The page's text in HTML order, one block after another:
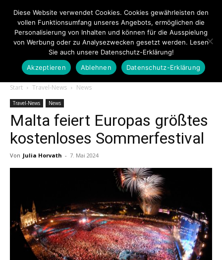
Touristiknews.de
|
und
Reiseempfehlungen.
Start Travel-News News
Travel-News News
Malta feiert Europas größtes
kostenloses Sommerfestival
Von Julia Horvath - 7. Mai 2024
Diese Website verwendet Cookies. Cookies gewährleisten den
vollen Funktionsumfang unseres Angebots, ermöglichen die
Personalisierung von Inhalten und können für die Ausspielung
von Werbung oder zu Analysezwecken gesetzt werden. Lesen
Sie auch unsere Datenschutz-Erklärung!
Akzeptieren
Ablehnen Datenschutz-Erklärung